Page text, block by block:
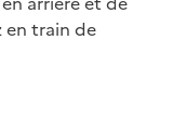
en train de